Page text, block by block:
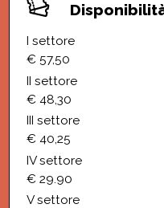
I settore
€ 57,50
II settore
€ 48,30
III settore
€ 40,25
IV settore
€ 29.90
V settore